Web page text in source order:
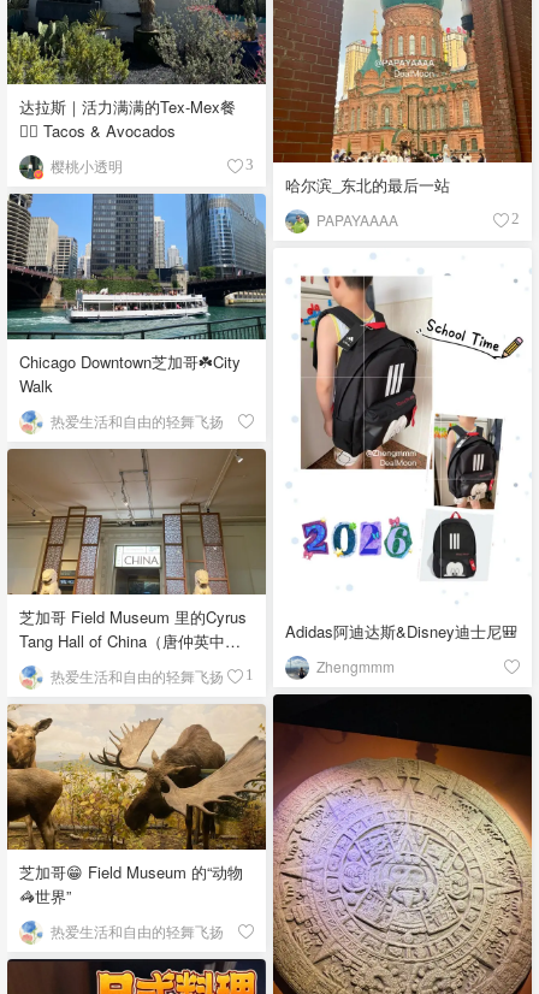
达拉斯｜活力满满的Tex-Mex餐
👉🏼 Tacos & Avocados
樱桃小透明 3
哈尔滨_东北的最后一站
PAPAYAAAA 2
Chicago Downtown芝加哥☘️City
Walk
热爱生活和自由的轻舞飞扬
Adidas阿迪达斯&Disney迪士尼🎒
Zhengmmm
芝加哥 Field Museum 里的Cyrus
Tang Hall of China（唐仲英中国
馆） 热爱生活和自由的轻舞飞扬 1
芝加哥😁 Field Museum 的“动物
🦓世界”
热爱生活和自由的轻舞飞扬